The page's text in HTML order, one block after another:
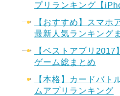
プリランキング【
【おすすめ】スマホ
最新人気ランキング
【ベストアプリ
ゲーム総まとめ
【本格】カードバト
ムアプリランキング